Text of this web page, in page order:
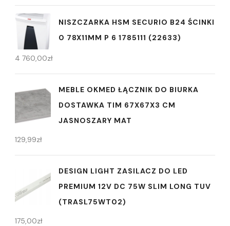
NISZCZARKA HSM SECURIO B24 ŚCINKI
0 78X11MM P 6 1785111 (22633)
4 760,00zł
MEBLE OKMED ŁĄCZNIK DO BIURKA
DOSTAWKA TIM 67X67X3 CM
JASNOSZARY MAT
129,99zł
DESIGN LIGHT ZASILACZ DO LED
PREMIUM 12V DC 75W SLIM LONG TUV
(TRASL75WT02)
175,00zł